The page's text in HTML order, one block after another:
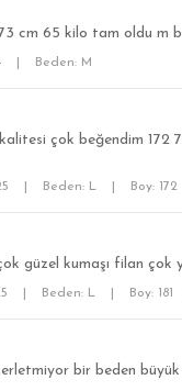
SÜPER SLİM FİT
MODERN SLİM FİT
RELAX FİT
OVERSİZE
BÜYÜK BEDEN
cm 65 kilo tam oldu m
Beden: M
kalitesi çok beğendim 172
Beden: L Boy: 172
güzel kumaşı filan çok
Beden: L Boy: 181
bir beden büyük